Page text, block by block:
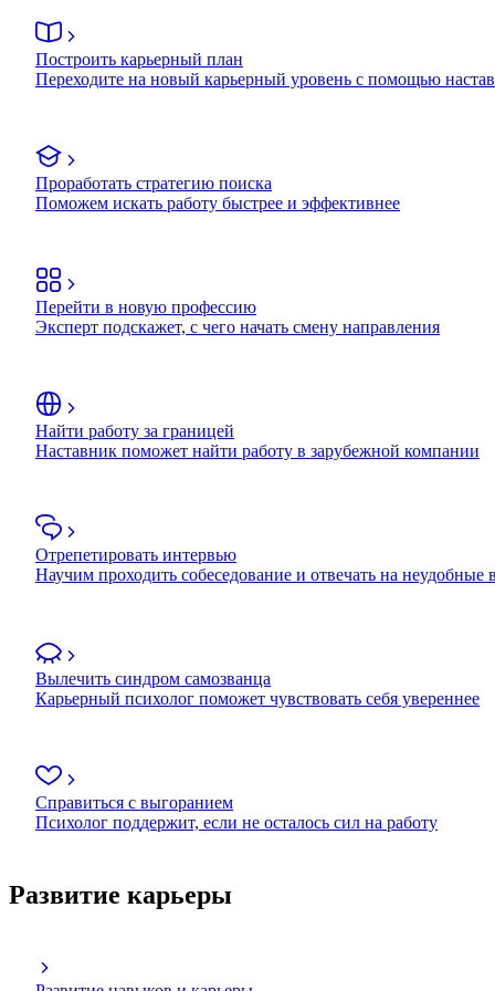
Построить карьерный план
Переходите на новый карьерный уровень с помощью
Проработать стратегию поиска
Поможем искать работу быстрее и эффективнее
Перейти в новую профессию
Эксперт подскажет, с чего начать смену направления
Найти работу за границей
Наставник поможет найти работу в зарубежной компании
Отрепетировать интервью
Научим проходить собеседование и отвечать на неудобные
Вылечить синдром самозванца
Карьерный психолог поможет чувствовать себя увереннее
Справиться с выгоранием
Психолог поддержит, если не осталось сил на работу
Развитие карьеры